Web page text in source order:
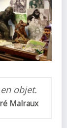
objet.
Malraux